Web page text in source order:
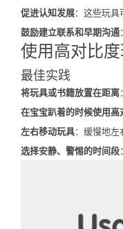
促进认知发展：这些玩具
鼓励建立联系和早期沟通
使用高对比
最佳实践
将玩具或书籍放置在距离
在宝宝趴着的时候使用高
左右移动玩具：缓慢地左
选择安静、警惕的时间段